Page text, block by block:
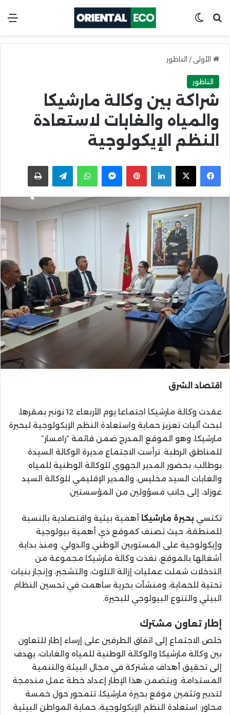
ابحث عنSwitch skin
الأولى / الناظور
الناظور
شراكة بين وكالة مارشيكا
والمياه والغابات لاستعادة
النظم الإيكولوجية
Facebook
X
LinkedIn
Pinterest
Messenger
WhatsApp
Telegramاطبعها
اقتصاد الشرق
عقدت وكالة مارشيكا اجتماعا يوم الأربعاء 12 نونبر بمقرها،
لبحث آليات تعزيز حماية واستعادة النظم الإيكولوجية لبحيرة
مارشيكا، وهو الموقع المدرج ضمن قائمة “رامسار”
للمناطق الرطبة. ترأست الاجتماع مديرة الوكالة السيدة
بوطالب، بحضور المدير الجهوي للوكالة الوطنية للمياه
والغابات السيد مخليس، والمدير الإقليمي للوكالة السيد
غوزاد، إلى جانب مسؤولين من المؤسستين.
تكتسي بحيرة مارشيكا أهمية بيئية واقتصادية بالنسبة
للمنطقة، حيث تصنف كموقع ذي أهمية بيولوجية
وإيكولوجية على المستويين الوطني والدولي. ومنذ بداية
أشغالها بالموقع، نفذت وكالة مارشيكا مجموعة من
التدخلات شملت عمليات إزالة التلوث، والتشجير، وإنجاز بنيات
تحتية للحماية، ومنشآت بحرية ساهمت في تحسين النظام
البيئي والتنوع البيولوجي للبحيرة.
إطار تعاون مشترك
خلص الاجتماع إلى اتفاق الطرفين على إرساء إطار للتعاون
بين وكالة مارشيكا والوكالة الوطنية للمياه والغابات، يهدف
إلى تحقيق أهداف مشتركة في مجال البيئة والتنمية
المستدامة. ويتضمن هذا الإطار إعداد خطة عمل مندمجة
لتدبير وتثمين موقع بحيرة مارشيكا، تتمحور حول خمسة
محاور: استعادة النظم الإيكولوجية، حماية المواطن البيئية